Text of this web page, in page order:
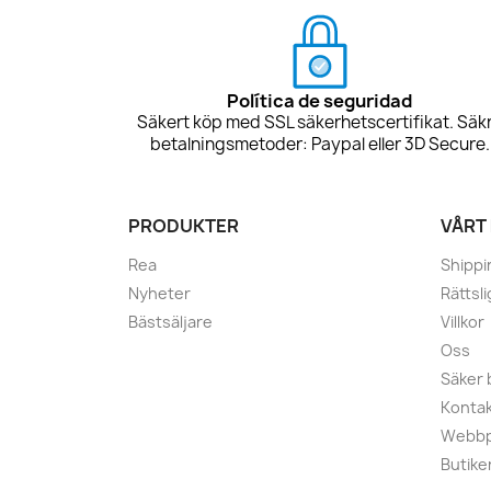
Política de seguridad
Säkert köp med SSL säkerhetscertifikat.
betalningsmetoder: Paypal eller 3D Secure.
PRODUKTER
Rea
Nyheter
Bästsäljare
VÅRT
Villkor
Oss
Säker